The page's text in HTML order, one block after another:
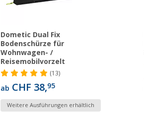
Dometic Dual Fix
Bodenschürze für
Wohnwagen- /
Reisemobilvorzelt
(13)
ab CHF 38,95
Weitere Ausführungen erhältlich